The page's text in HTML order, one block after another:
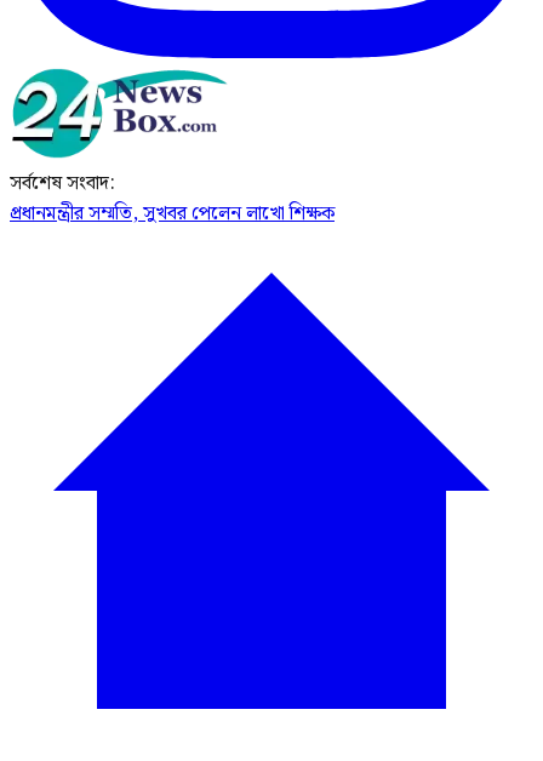
সর্বশেষ সংবাদ:
প্রধানমন্ত্রীর সম্মতি, সুখবর পেলেন লাখো শিক্ষক